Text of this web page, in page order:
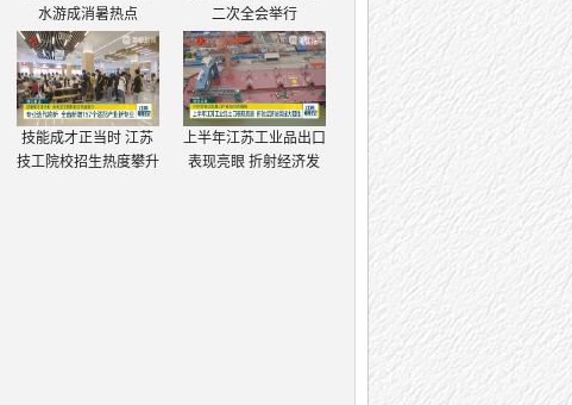
水游成消暑热点
二次全会举行
技能成才正当时 江苏
技工院校招生热度攀升
上半年江苏工业品出口
表现亮眼 折射经济发